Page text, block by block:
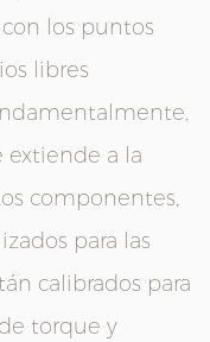
los puntos
libres
a la
componentes,
para las
calibrados para
torque y